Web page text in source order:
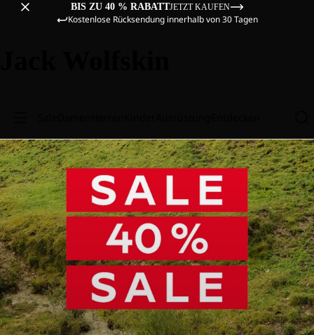
BIS ZU 40 % RABATTJETZT KAUFEN
Kostenlose Rücksendung innerhalb von 30 Tagen